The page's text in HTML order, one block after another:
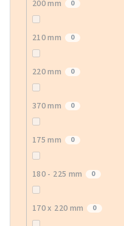
200 mm 0
210 mm 0
220 mm 0
370 mm 0
175 mm 0
180 - 225 mm 0
170 x 220 mm 0